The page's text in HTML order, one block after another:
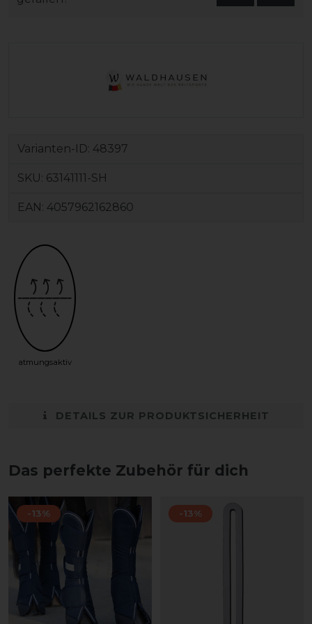
Varianten-ID: 48397
SKU: 63141111-SH
EAN: 4057962162860
atmungsaktiv
DETAILS ZUR PRODUKTSICHERHEIT
Das perfekte Zubehör für dich
-13% -13%